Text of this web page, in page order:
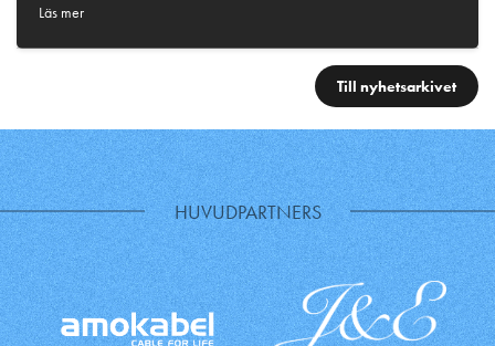
Läs mer
Till nyhetsarkivet
HUVUDPARTNERS